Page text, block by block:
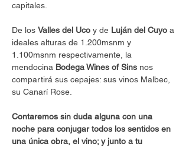
capitales.
De los Valles del Uco y de Luján del Cuyo a
ideales alturas de 1.200msnm y
1.100msnm respectivamente, la
mendocina Bodega Wines of Sins nos
compartirá sus cepajes: sus vinos Malbec,
su Canarí Rose.
Contaremos sin duda alguna con una
noche para conjugar todos los sentidos en
una única obra, el vino; y junto a tu